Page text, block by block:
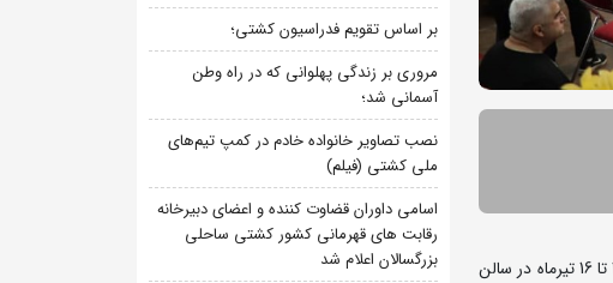
رقابت های کشتی آزاد پیشکسوتان قهرمانی کشور گرامیداشت زنده یاد سید ذبیح اله محمدی مربی فقید فریندونکار، طی روزهای 14 تا 16 تیرماه در سالن
بر اساس تقویم فدراسیون کشتی؛
مروری بر زندگی پهلوانی که در راه وطن
آسمانی شد؛
نصب تصاویر خانواده خادم در کمپ تیم‌های
ملی کشتی (فیلم)
اسامی داوران قضاوت کننده و اعضای دبیرخانه
رقابت های قهرمانی کشور کشتی ساحلی
بزرگسالان اعلام شد